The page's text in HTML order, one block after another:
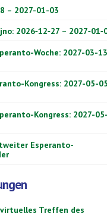
– 2027-01-03
2026‑12‑27 –
Woche: 2027-03-
Kongress: 2027-05-
Kongress: 2027-
Esperanto-
virtuelles Treffen des